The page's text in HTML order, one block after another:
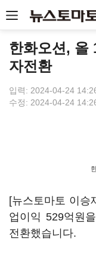
한화오션,
자전환
입력: 2024-04-24
수정: 2024-04-24
[뉴스토마토 이승
업이익 529억원
전환했습니다.